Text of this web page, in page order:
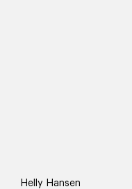
Helly Hansen